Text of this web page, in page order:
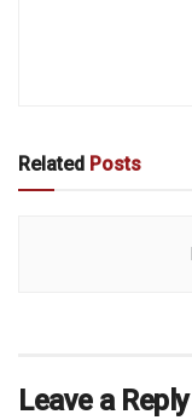
Related Posts
Leave a Reply